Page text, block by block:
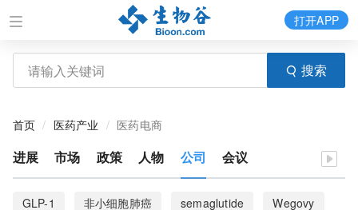
搜索
打开APP
首页 医药产业 医药电商
进展 市场 政策 人物 公司 会议
GLP-1 非小细胞肺癌 semaglutide
Wegovy